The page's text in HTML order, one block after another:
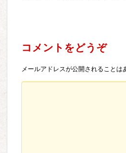
コメントをどうぞ
メールアドレスが公開されることは